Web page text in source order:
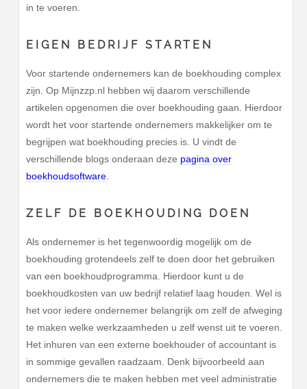
in te voeren.
EIGEN BEDRIJF STARTEN
Voor startende ondernemers kan de boekhouding complex
zijn. Op Mijnzzp.nl hebben wij daarom verschillende
artikelen opgenomen die over boekhouding gaan. Hierdoor
wordt het voor startende ondernemers makkelijker om te
begrijpen wat boekhouding precies is. U vindt de
verschillende blogs onderaan deze pagina over
boekhoudsoftware
ZELF DE BOEKHOUDING DOEN
Als ondernemer is het tegenwoordig mogelijk om de
boekhouding grotendeels zelf te doen door het gebruiken
van een boekhoudprogramma. Hierdoor kunt u de
boekhoudkosten van uw bedrijf relatief laag houden. Wel is
het voor iedere ondernemer belangrijk om zelf de afweging
te maken welke werkzaamheden u zelf wenst uit te voeren.
Het inhuren van een externe boekhouder of accountant is
in sommige gevallen raadzaam. Denk bijvoorbeeld aan
ondernemers die te maken hebben met veel administratie